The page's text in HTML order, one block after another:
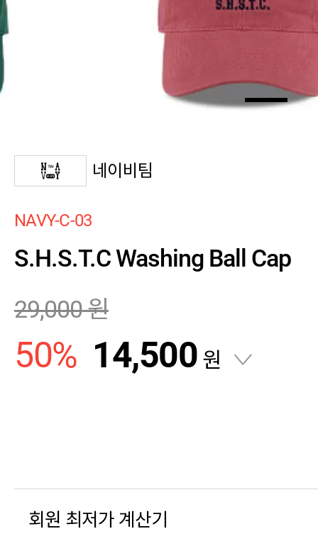
네이비팀
NAVY-C-03
S.H.S.T.C Washing Ball Cap
29,000원
50% 14,500 원
회원 최저가 계산기